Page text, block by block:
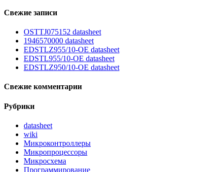
Свежие записи
OSTTJ075152 datasheet
1946570000 datasheet
EDSTLZ955/10-OE datasheet
EDSTL955/10-OE datasheet
EDSTLZ950/10-OE datasheet
Свежие комментарии
Рубрики
datasheet
wiki
Микроконтроллеры
Микропроцессоры
Микросхема
Программирование